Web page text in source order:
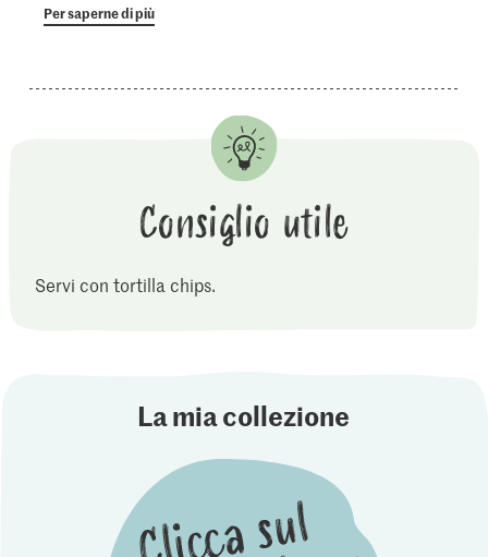
Per saperne di più
Consiglio utile
Servi con tortilla chips.
La mia collezione